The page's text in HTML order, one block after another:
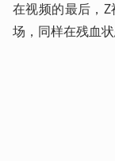
在视频的最后，
场，同样在残血